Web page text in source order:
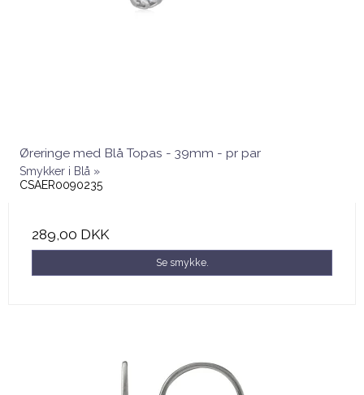
Øreringe med Blå Topas - 39mm - pr par
Smykker i Blå »
CSAER0090235
289,00 DKK
Se smykke.